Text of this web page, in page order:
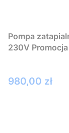
Pompa
230V Promocja
Cena
980,00 zł